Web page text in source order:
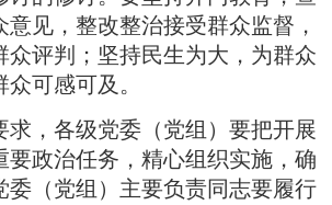
见，整改整治接受群众监督，
众评判；坚持民生为大，为群众
可感可及。
，各级党委（党组）要把开展
要政治任务，精心组织实施，确
委（党组）主要负责同志要履行